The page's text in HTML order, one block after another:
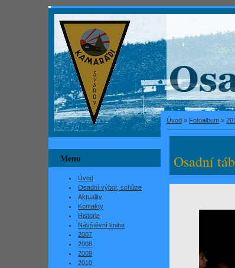
Úvod » Fotoalbum »
Osadní
Menu
Úvod
Osadní výbor, schůze
Aktuality
Kontakty
Historie
Návštěvní kniha
2007
2008
2009
2010